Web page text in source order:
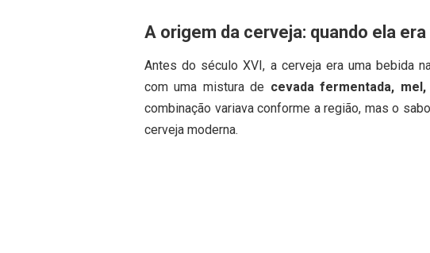
A origem da cerveja: quando ela
Antes do século XVI, a cerveja era uma bebida
com uma mistura de cevada fermentada,
combinação variava conforme a região, mas o
cerveja moderna.